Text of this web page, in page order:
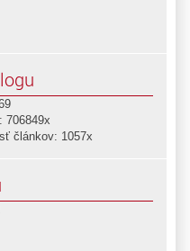
706849x
článkov: 1057x